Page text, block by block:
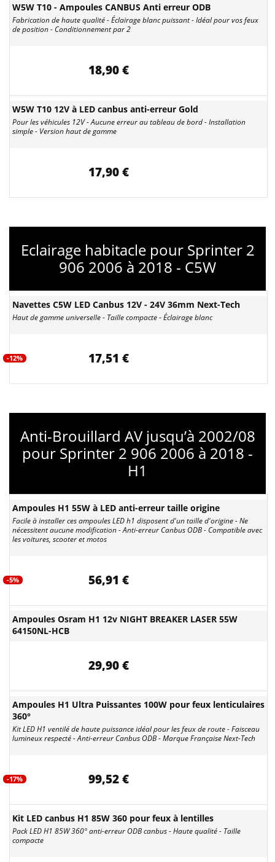
W5W T10 - Ampoules CANBUS Anti erreur ODB
Fabrication de haute qualité - Éclairage blanc puissant - Idéal pour vos feux
de position - Conditionnement par 2
18,90 €
W5W T10 12V à LED canbus anti-erreur Gold
Pour les véhicules 12V - Aucune erreur au tableau de bord - Installation
simple - Version haut de gamme
17,90 €
Eclairage habitacle pour Sprinter 2
906 2006 à 2018 - C5W
Navettes C5W LED Canbus 12V - 24V 36mm Next-Tech
Haut de gamme universelle - Taille compacte - Éclairage blanc
-12% 17,51 €
Anti-Brouillard AV jusqu’à 2002/08
pour Sprinter 2 906 2006 à 2018 -
H1
Ampoules H1 55W à LED anti-erreur taille origine
Facile à installer ces ampoules LED h1 disposent d'un taille d'origine - Ne
nécessitent aucune modification - Anti-erreur Canbus ODB - Compatible avec
les voitures, scooter et motos
-5% 56,91 €
Ampoules Osram H1 12v NIGHT BREAKER LASER 55W
64150NL-HCB
29,90 €
Ampoules H1 Ultra Puissantes 100W pour feux lenticulaires
360°
Kit LED H1 ventilé de haute puissance idéal pour les feux de route - Faisceau
lumineux respecté - Anti-erreur Canbus ODB - Marque Française Next-Tech
-17% 99,52 €
Kit LED canbus H1 85W 360 pour feux à lentilles
Pack LED H1 85W 360° anti-erreur ODB canbus - Haute qualité - Taille
compacte